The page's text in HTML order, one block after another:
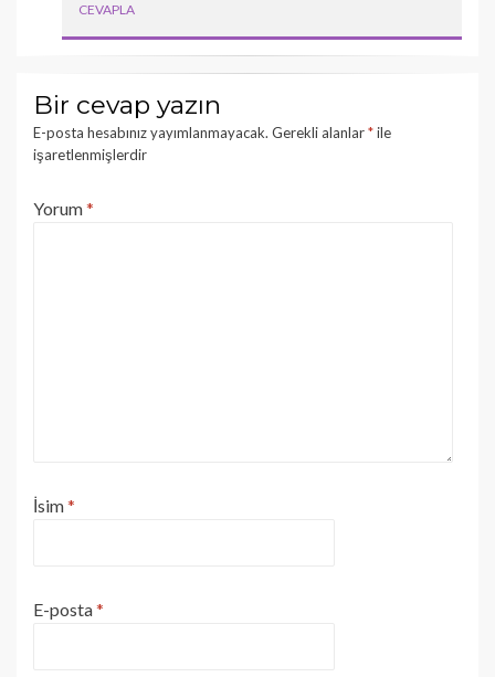
CEVAPLA
Bir cevap yazın
E-posta hesabınız yayımlanmayacak. Gerekli alanlar*ile
işaretlenmişlerdir
Yorum*
İsim*
E-posta*